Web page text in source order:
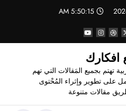
5:50:16 AM
افكارك
تهتم بجميع المَقالات التي تهم
على تطوير وإثراء المُحْتوى
مقالات متنوعة